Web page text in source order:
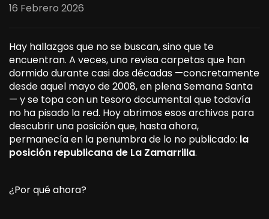
16 Febrero 2026
Hay hallazgos que no se buscan, sino que te
encuentran. A veces, uno revisa carpetas que han
dormido durante casi dos décadas —concretamente
desde aquel mayo de 2008, en plena Semana Santa
— y se topa con un tesoro documental que todavía
no ha pisado la red. Hoy abrimos esos archivos para
descubrir una posición que, hasta ahora,
permanecía en la penumbra de lo no publicado: la
posición republicana de La Zamarrilla.
¿Por qué ahora?